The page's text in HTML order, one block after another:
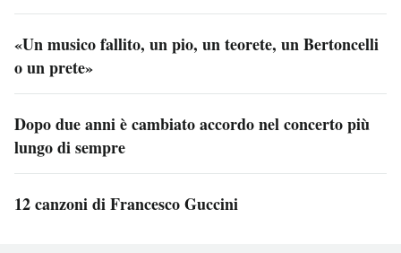
«Un musico fallito, un pio, un teorete, un Bertoncelli
o un prete»
Dopo due anni è cambiato accordo nel concerto più
lungo di sempre
12 canzoni di Francesco Guccini